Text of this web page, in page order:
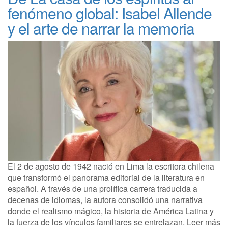
fenómeno global: Isabel Allende
y el arte de narrar la memoria
El 2 de agosto de 1942 nació en Lima la escritora chilena
que transformó el panorama editorial de la literatura en
español. A través de una prolífica carrera traducida a
decenas de idiomas, la autora consolidó una narrativa
donde el realismo mágico, la historia de América Latina y
la fuerza de los vínculos familiares se entrelazan. Leer más